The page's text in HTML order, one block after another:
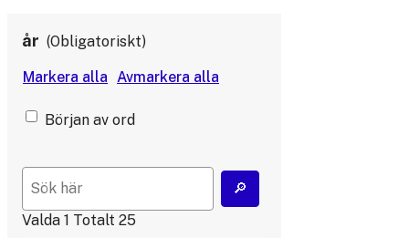
år Obligatoriskt
Början av ord
Valda 1 Totalt 25